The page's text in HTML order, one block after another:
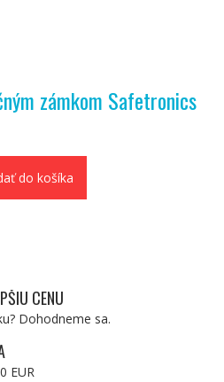
zámkom Safetronics
do košíka
CENU
Dohodneme sa.
EUR